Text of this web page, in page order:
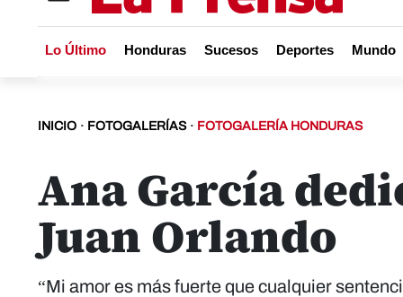
Lo Último Honduras Sucesos Deportes Mundo
INICIO · FOTOGALERÍAS · FOTOGALERÍA HONDURAS
Ana García
Juan Orlando
“Mi amor es más fuerte que cualquier